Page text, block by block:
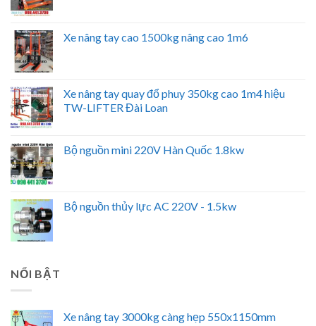
Xe nâng tay cao 1500kg nâng cao 1m6
Xe nâng tay quay đổ phuy 350kg cao 1m4 hiệu
TW-LIFTER Đài Loan
Bộ nguồn mini 220V Hàn Quốc 1.8kw
Bộ nguồn thủy lực AC 220V - 1.5kw
NỔI BẬT
Xe nâng tay 3000kg càng hẹp 550x1150mm